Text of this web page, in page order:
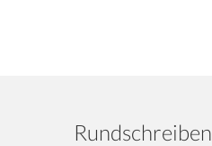
Rundschreiben